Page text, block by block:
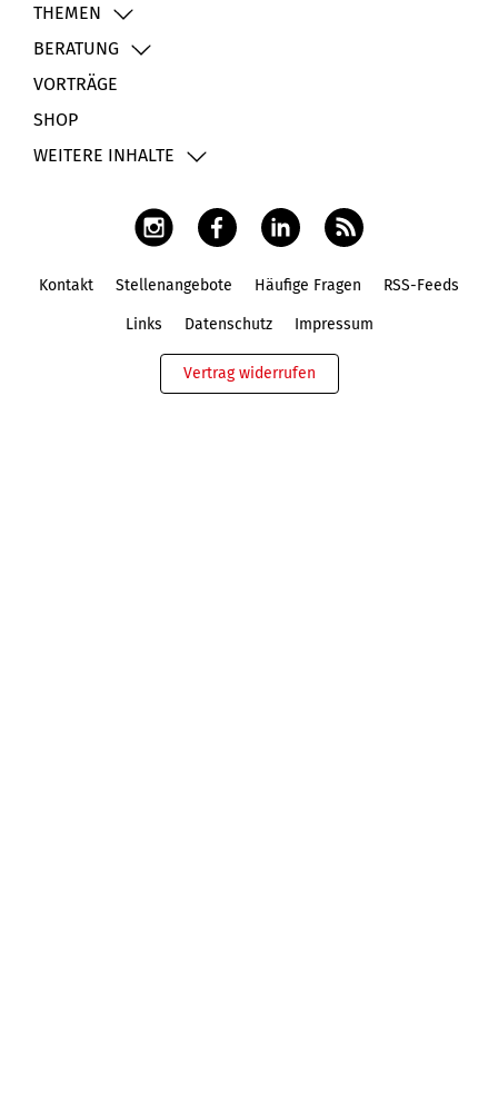
THEMEN
BERATUNG
VORTRÄGE
SHOP
WEITERE INHALTE
Kontakt Stellenangebote Häufige Fragen RSS-Feeds
Links Datenschutz Impressum
Vertrag widerrufen